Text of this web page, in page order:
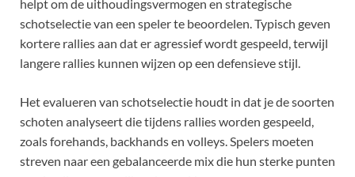
helpt om de uithoudingsvermogen en strategische
schotselectie van een speler te beoordelen. Typisch geven
kortere rallies aan dat er agressief wordt gespeeld, terwijl
langere rallies kunnen wijzen op een defensieve stijl.
Het evalueren van schotselectie houdt in dat je de soorten
schoten analyseert die tijdens rallies worden gespeeld,
zoals forehands, backhands en volleys. Spelers moeten
streven naar een gebalanceerde mix die hun sterke punten